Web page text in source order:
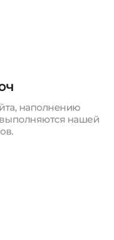
наполнению
нашей